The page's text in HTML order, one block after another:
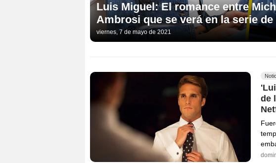
Luis Miguel: El romance entre
Ambrosi que se verá en la serie
viernes, 7 de mayo de 2021
de